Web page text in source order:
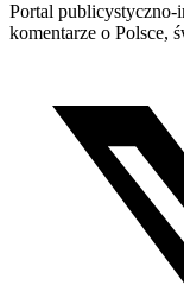
Portal
komentarze o Polsce,